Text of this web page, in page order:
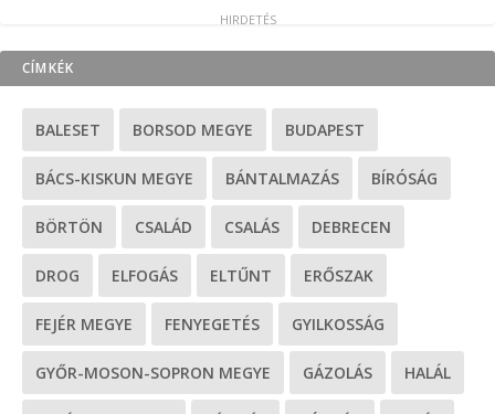
CÍMKÉK
BALESET BORSOD MEGYE BUDAPEST
BÁCS-KISKUN MEGYE BÁNTALMAZÁS BÍRÓSÁG
BÖRTÖN CSALÁD CSALÁS DEBRECEN
DROG ELFOGÁS ELTŰNT ERŐSZAK
FEJÉR MEGYE FENYEGETÉS GYILKOSSÁG
GYŐR-MOSON-SOPRON MEGYE GÁZOLÁS HALÁL